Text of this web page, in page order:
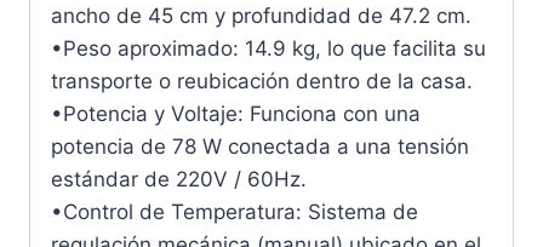
ancho de 45 cm y profundidad de 47.2 cm.
•Peso aproximado: 14.9 kg, lo que facilita su
transporte o reubicación dentro de la casa.
•Potencia y Voltaje: Funciona con una
potencia de 78 W conectada a una tensión
estándar de 220V / 60Hz.
•Control de Temperatura: Sistema de